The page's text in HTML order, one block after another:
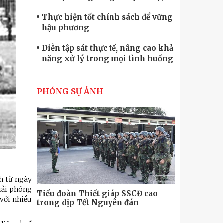
từ ngày
phóng
nhiều
Thực hiện tốt chính sách để vững
hậu phương
Diễn tập sát thực tế, nâng cao khả
năng xử lý trong mọi tình huống
vệ “vững mạnh, rộng khắp” ngay
Trung đoàn Pháo binh 452: Huấn
luyện giỏi nâng cao sức mạnh
chiến đấu
Tiểu đoàn Thiết giáp hoàn thành
tốt diễn tập chiến thuật có bắn đạn
thật
Nơi sinh viên rèn ý trí, luyện kỹ
năng
PHÓNG SỰ ẢNH
Tiểu đoàn Thiết giáp SSCĐ cao
trong dịp Tết Nguyên đán